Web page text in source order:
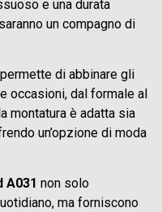
e una durata
un compagno di
di abbinare gli
occasioni, dal formale al
montatura è adatta sia
un’opzione di moda
A031 non solo
ma forniscono